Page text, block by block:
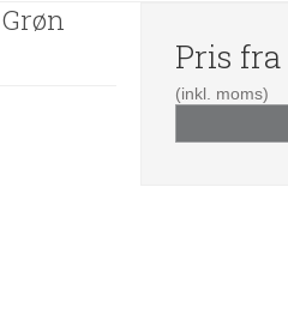
Pris fra
(inkl. moms)